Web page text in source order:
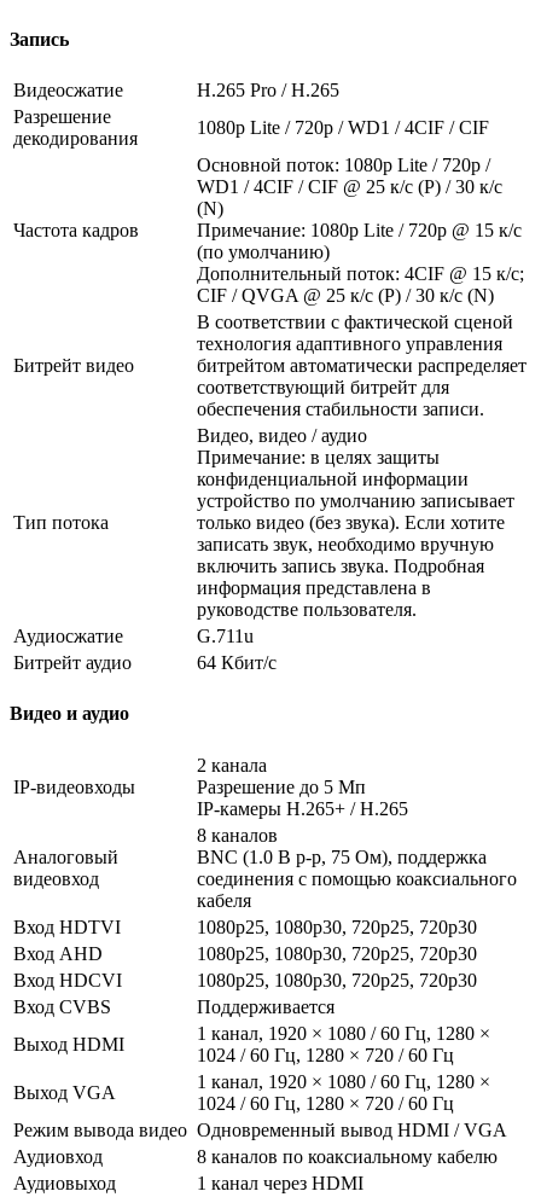
Запись
Видеосжатие
H.265 Pro / H.265
Разрешение
декодирования
1080p Lite / 720p / WD1 / 4CIF / CIF
Частота кадров
Основной поток: 1080p Lite / 720p /
WD1 / 4CIF / CIF @ 25 к/с (P) / 30 к/с
(N)
Примечание: 1080p Lite / 720p @ 15 к/с
(по умолчанию)
Дополнительный поток: 4CIF @ 15 к/с;
CIF / QVGA @ 25 к/с (P) / 30 к/с (N)
Битрейт видео
В соответствии с фактической сценой
технология адаптивного управления
битрейтом автоматически распределяет
соответствующий битрейт для
обеспечения стабильности записи.
Тип потока
Видео, видео / аудио
Примечание: в целях защиты
конфиденциальной информации
устройство по умолчанию записывает
только видео (без звука). Если хотите
записать звук, необходимо вручную
включить запись звука. Подробная
информация представлена в
руководстве пользователя.
Аудиосжатие
G.711u
Битрейт аудио
64 Кбит/с
Видео и аудио
IP-видеовходы
2 канала
Разрешение до 5 Мп
IP-камеры H.265+ / H.265
Аналоговый
видеовход
8 каналов
BNC (1.0 В p-p, 75 Ом), поддержка
соединения с помощью коаксиального
кабеля
Вход HDTVI
1080p25, 1080p30, 720p25, 720p30
Вход AHD
1080p25, 1080p30, 720p25, 720p30
Вход HDCVI
1080p25, 1080p30, 720p25, 720p30
Вход CVBS
Поддерживается
Выход HDMI
1 канал, 1920 × 1080 / 60 Гц, 1280 ×
1024 / 60 Гц, 1280 × 720 / 60 Гц
Выход VGA
1 канал, 1920 × 1080 / 60 Гц, 1280 ×
1024 / 60 Гц, 1280 × 720 / 60 Гц
Режим вывода видео Одновременный вывод HDMI / VGA
Аудиовход
8 каналов по коаксиальному кабелю
Аудиовыход
1 канал через HDMI